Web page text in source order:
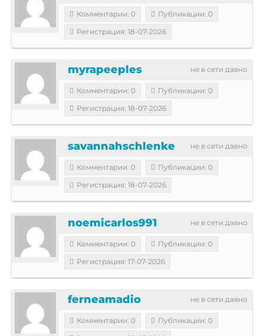
Комментарии: 0
Публикации: 0
Регистрация: 18-07-2026
не в сети давно
myrapeeples
Комментарии: 0
Публикации: 0
Регистрация: 18-07-2026
не в сети давно
savannahschlenke
Комментарии: 0
Публикации: 0
Регистрация: 18-07-2026
не в сети давно
noemicarlos991
Комментарии: 0
Публикации: 0
Регистрация: 17-07-2026
не в сети давно
ferneamadio
Комментарии: 0
Публикации: 0